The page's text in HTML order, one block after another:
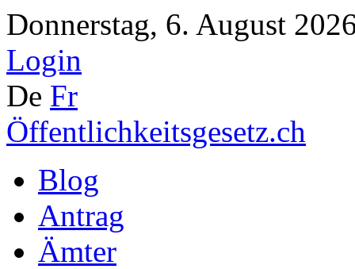
Donnerstag, 6. August
Login
De Fr
Öffentlichkeitsgesetz.ch
Blog
Antrag
Ämter